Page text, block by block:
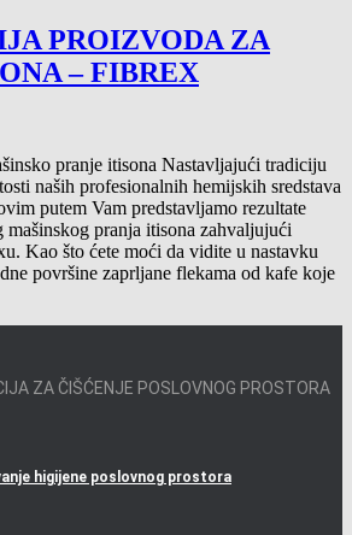
PROIZVODA ZA
– FIBREX
pranje itisona Nastavljajući tradiciju
naših profesionalnih hemijskih sredstava
putem Vam predstavljamo rezultate
mašinskog pranja itisona zahvaljujući
Kao što ćete moći da vidite u nastavku
površine zaprljane flekama od kafe koje
ZA ČIŠĆENJE POSLOVNOG PROSTORA
higijene poslovnog prostora